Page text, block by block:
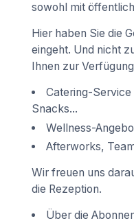
sowohl mit
Hier haben Sie die
eingeht. Und nicht
Ihnen zur
Catering-
Snacks...
Wellness-
Afterworks,
Wir freuen uns
die Rezeption.
Über die